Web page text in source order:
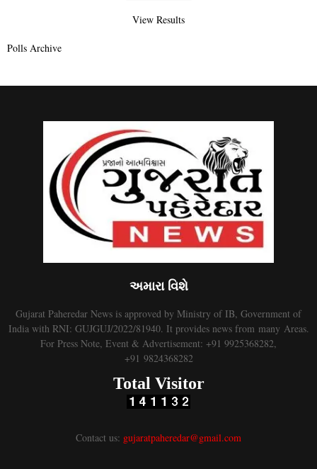
View Results
Polls Archive
અમારા વિશે
Gujarat Paheredar News is approved by Ministry of IB, Government of
India with RNI: GUJGUJ/2022/81940. It provides news from many Areas.
For Press Note, Event & Advertisement: +91 9925368282,
+91 9824368282
Total Visitor
Contact us: gujaratpaheredar@gmail.com